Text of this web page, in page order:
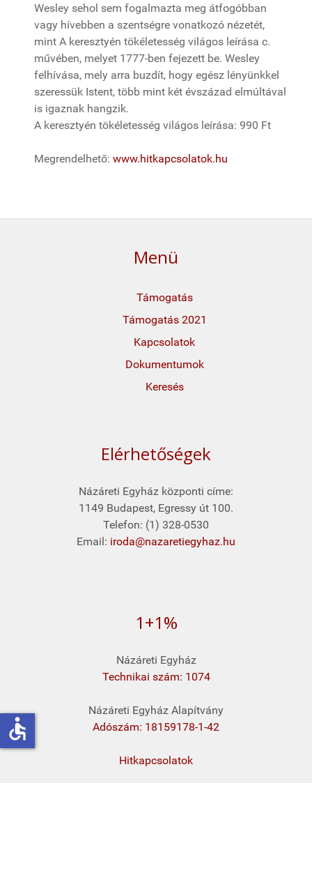
Wesley sehol sem fogalmazta meg átfogóbban
vagy hívebben a szentségre vonatkozó nézetét,
mint A keresztyén tökéletesség világos leírása c.
művében, melyet 1777-ben fejezett be. Wesley
felhívása, mely arra buzdít, hogy egész lényünkkel
szeressük Istent, több mint két évszázad elmúltával
is igaznak hangzik.
A keresztyén tökéletesség világos leírása: 990 Ft
Megrendelhető: www.hitkapcsolatok.hu
Menü
Támogatás
Támogatás 2021
Kapcsolatok
Dokumentumok
Keresés
Elérhetőségek
Názáreti Egyház központi címe:
1149 Budapest, Egressy út 100.
Telefon: (1) 328-0530
Email: iroda@nazaretiegyhaz.hu
1+1%
Názáreti Egyház
Technikai szám: 1074
Názáreti Egyház Alapítvány
Adószám: 18159178-1-42
Hitkapcsolatok
accessible